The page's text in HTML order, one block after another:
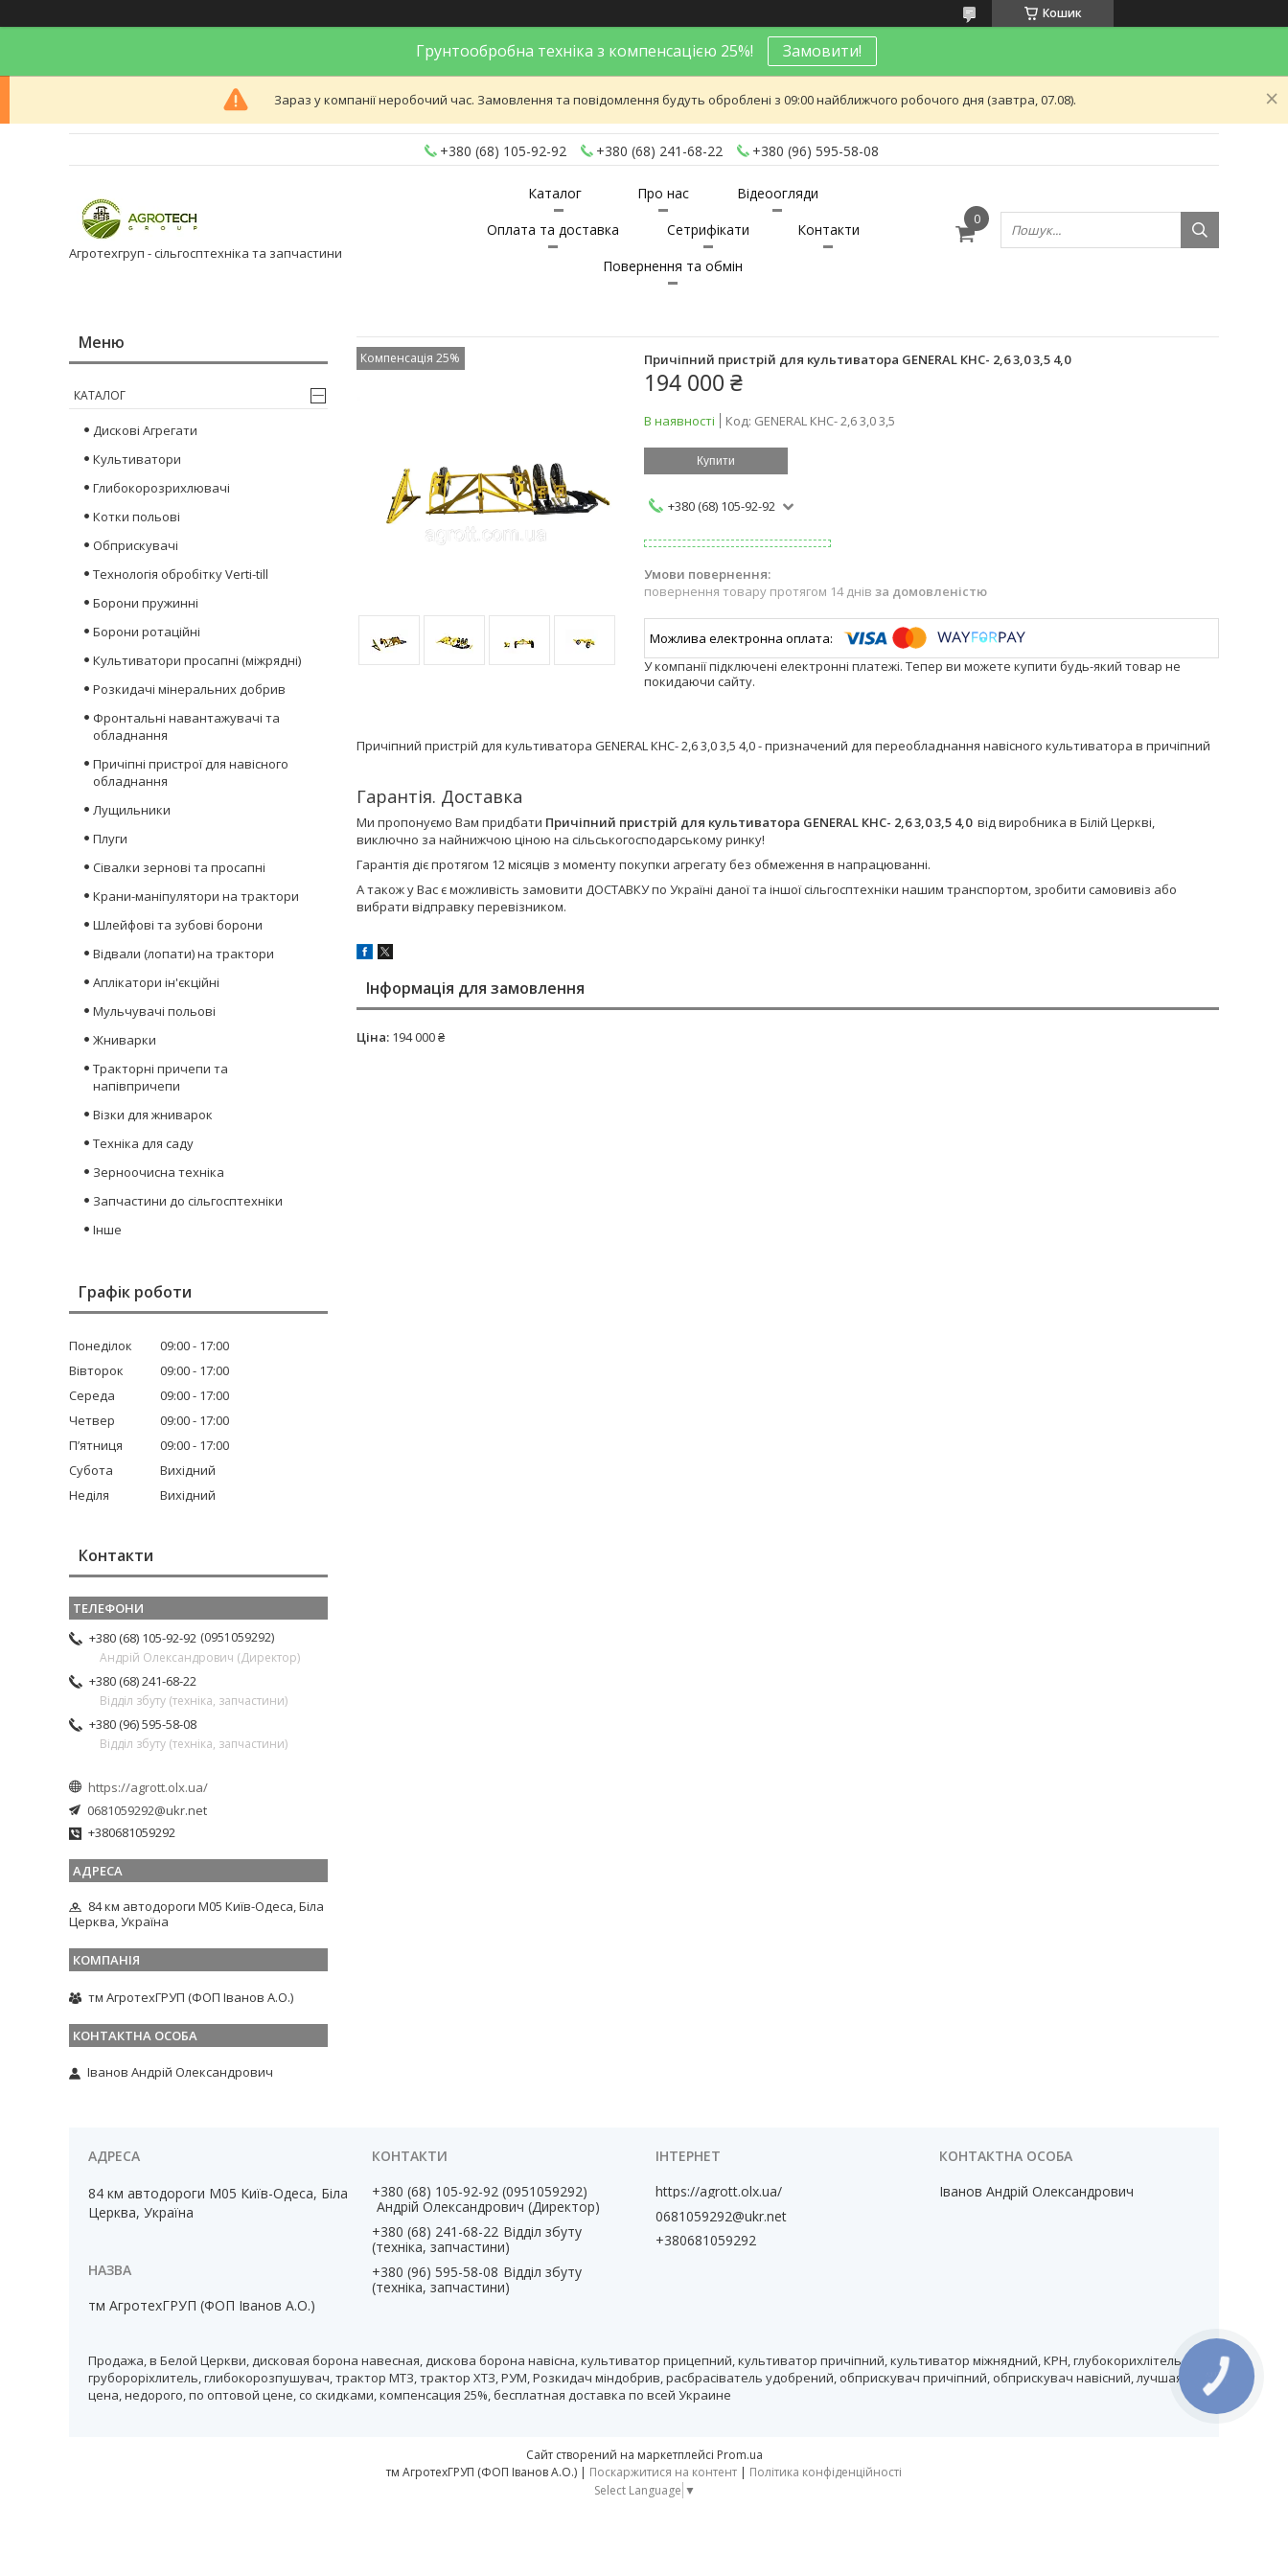
Кошик
Грунтообробна техніка з компенсацією 25%! Замовити!
Зараз у компанії неробочий час. Замовлення та повідомлення будуть оброблені з 09:00 найближчого робочого дня (завтра, 07.08).
+380 (68) 105-92-92 +380 (68) 241-68-22 +380 (96) 595-58-08
Агротехгруп - сільгосптехніка та запчастини
Каталог Про нас
Відеоогляди
Оплата та доставка
Сетрифікати
Контакти
Повернення та обмін
Компенсація 25% Причіпний пристрій для культиватора GENERAL КНС- 2,6 3,0 3,5 4,0
194 000 ₴
В наявності Код: GENERAL КНС- 2,6 3,0 3,5
Купити
+380 (68) 105-92-92
повернення товару протягом 14 днів за домовленістю
У компанії підключені електронні платежі. Тепер ви можете купити будь-який товар не
покидаючи сайту.
Причіпний пристрій для культиватора GENERAL КНС- 2,6 3,0 3,5 4,0 - призначений для переобладнання навісного культиватора в причіпний
Гарантія. Доставка
Ми пропонуємо Вам придбати Причіпний пристрій для культиватора GENERAL КНС- 2,6 3,0 3,5 4,0 від виробника в Білій Церкві,
виключно за найнижчою ціною на сільськогосподарському ринку!
Гарантія діє протягом 12 місяців з моменту покупки агрегату без обмеження в напрацюванні.
А також у Вас є можливість замовити ДОСТАВКУ по Україні даної та іншої сільгосптехніки нашим транспортом, зробити самовивіз або
вибрати відправку перевізником.
Інформація для замовлення
Ціна: 194 000 ₴
КАТАЛОГ
Дискові Агрегати
Культиватори
Глибокорозрихлювачі
Котки польові
Обприскувачі
Технологія обробітку Verti-till
Борони пружинні
Борони ротаційні
Культиватори просапні (міжрядні)
Розкидачі мінеральних добрив
Фронтальні навантажувачі та
обладнання
Причіпні пристрої для навісного
обладнання
Лущильники
Плуги
Сівалки зернові та просапні
Крани-маніпулятори на трактори
Шлейфові та зубові борони
Відвали (лопати) на трактори
Аплікатори ін'єкційні
Мульчувачі польові
Жниварки
Тракторні причепи та
напівпричепи
Візки для жниварок
Техніка для саду
Зерноочисна техніка
Запчастини до сільгосптехніки
Інше
Графік роботи
Понеділок 09:00
17:00
Вівторок
09:00
17:00
Середа
09:00
17:00
Четвер
09:00
17:00
Пʼятниця
09:00
17:00
Субота
Вихідний
Неділя
Вихідний
Контакти
+380 (68) 105-92-92 0951059292
Андрій Олександрович (Директор)
+380 (68) 241-68-22
Відділ збуту (техніка, запчастини)
+380 (96) 595-58-08
Відділ збуту (техніка, запчастини)
https://agrott.olx.ua/
0681059292@ukr.net
+380681059292
84 км автодороги М05 Київ-Одеса, Біла
Церква, Україна
тм АгротехГРУП (ФОП Іванов А.О.)
Іванов Андрій Олександрович
84 км автодороги М05 Київ-Одеса, Біла
Церква, Україна
тм АгротехГРУП (ФОП Іванов А.О.)
+380 (68) 105-92-92 0951059292
Андрій Олександрович (Директор)
+380 (68) 241-68-22 Відділ збуту
(техніка, запчастини)
+380 (96) 595-58-08 Відділ збуту
(техніка, запчастини)
https://agrott.olx.ua/
0681059292@ukr.net
+380681059292
Іванов Андрій Олександрович
Продажа, в Белой Церкви, дисковая борона навесная, дискова борона навісна, культиватор прицепний, культиватор причіпний, культиватор міжнядний, КРН, глубокорихлітель,
грубороріхлитель, глибокорозпушувач, трактор МТЗ, трактор ХТЗ, РУМ, Розкидач міндобрив, расбрасіватель удобрений, обприскувач причіпний, обприскувач навісний, лучшая
цена, недорого, по оптовой цене, со скидками, компенсация 25%, бесплатная доставка по всей Украине
Сайт створений на маркетплейсі Prom.ua
тм АгротехГРУП (ФОП Іванов А.О.) | Поскаржитися на контент | Політика конфіденційності
Select Language ▼